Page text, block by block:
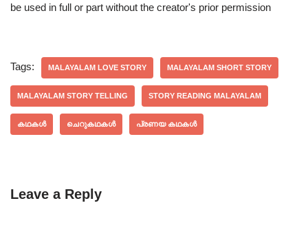
be used in full or part without the creator's prior permission
Tags: MALAYALAM LOVE STORY MALAYALAM SHORT STORY
MALAYALAM STORY TELLING STORY READING MALAYALAM
കഥകൾ ചെറുകഥകൾ പ്രണയ കഥകൾ
Leave a Reply